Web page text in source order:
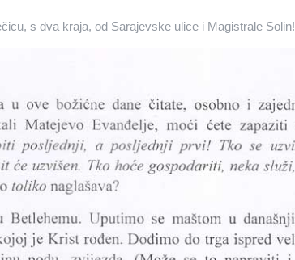
s dva kraja, od Sarajevske ulice i Magistrale Solin!